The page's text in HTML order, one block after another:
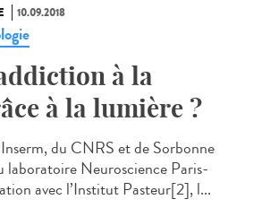
10.09.2018
à la
à la lumière ?
du CNRS et de Sorbonne
laboratoire Neuroscience Paris-
avec l’Institut Pasteur[2], l...